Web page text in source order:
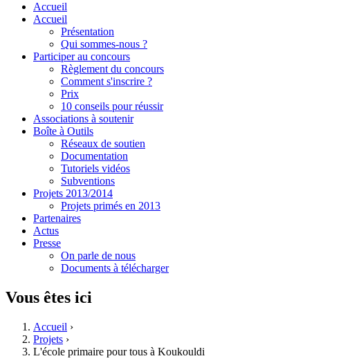
Accueil
Accueil
Présentation
Qui sommes-nous ?
Participer au concours
Règlement du concours
Comment s'inscrire ?
Prix
10 conseils pour réussir
Associations à soutenir
Boîte à Outils
Réseaux de soutien
Documentation
Tutoriels vidéos
Subventions
Projets 2013/2014
Projets primés en 2013
Partenaires
Actus
Presse
On parle de nous
Documents à télécharger
Vous êtes ici
Accueil ›
Projets ›
L'école primaire pour tous à Koukouldi